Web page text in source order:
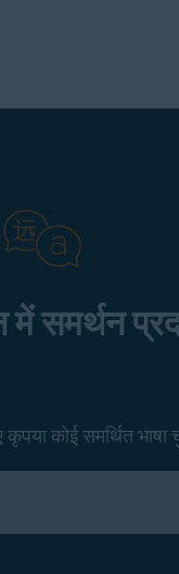
समर्थन
कोई समर्थित भाषा